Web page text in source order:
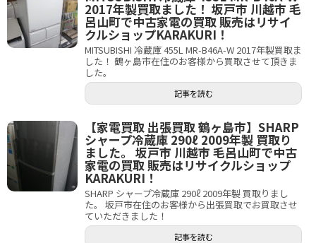
2017年製買取ました！ 坂戸市 川越市 毛
呂山町で中古家電の買取 販売はリサイ
クルショップKARAKURI！
MITSUBISHI 冷蔵庫 455L MR-B46A-W 2017年製買取ま
した！ 鶴ヶ島市在住のお客様から買取させて頂きま
した。
記事を読む
【家電買取 出張買取 鶴ヶ島市】SHARP
シャープ冷蔵庫 290ℓ 2009年製 買取り
ました。 坂戸市 川越市 毛呂山町で中古
家電の買取 販売はリサイクルショップ
KARAKURI！
SHARP シャープ冷蔵庫 290ℓ 2009年製 買取りまし
た。 坂戸市在住のお客様から出張買取でお買取させ
ていただきました！
記事を読む